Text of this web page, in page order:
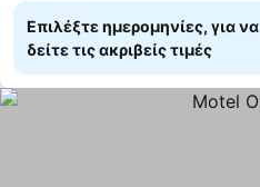
Επιλέξτε ημερομηνίες, για να
δείτε τις ακριβείς τιμές